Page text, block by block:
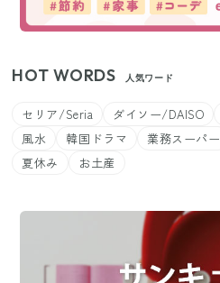
HOT WORDS 人気ワード
セリア/Seria ダイソー/DAISO
風水
韓国ドラマ 業務スーパー
夏休み
お土産